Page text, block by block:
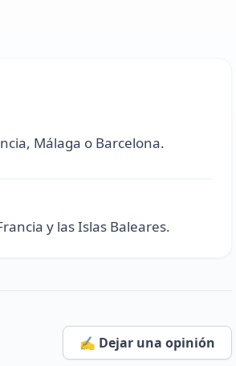
Málaga o Barcelona.
y las Islas Baleares.
✍️ Dejar una opinión